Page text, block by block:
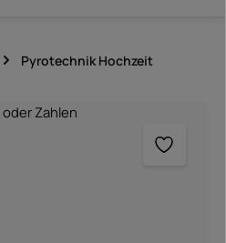
Pyrotechnik Hochzeit